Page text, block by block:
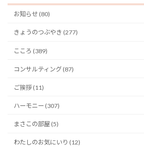
お知らせ (80)
きょうのつぶやき (277)
こころ (389)
コンサルティング (87)
ご挨拶 (11)
ハーモニー (307)
まさこの部屋 (5)
わたしのお気にいり (12)